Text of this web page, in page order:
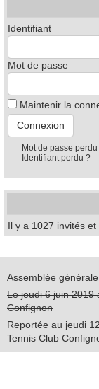
Identifiant
Mot de passe
Maintenir la
Mot de passe
Identifiant perdu ?
Il y a 1027 invités
Assemblée
Le jeudi 6 juin 2019
Confignon
Reportée au jeudi
Tennis Club